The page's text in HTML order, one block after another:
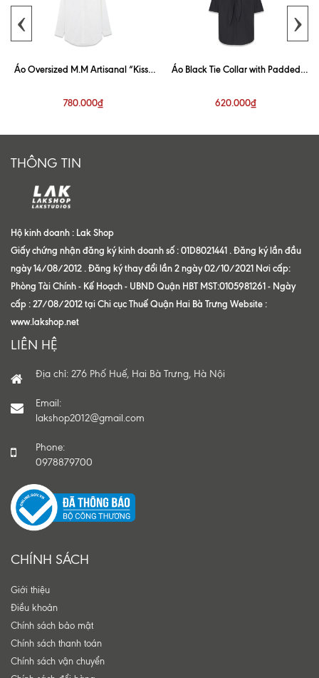
Áo Oversized M.M Artisanal “Kiss”
780.000₫
Áo Black Tie Collar with Padded
620.000₫
‹ ›
THÔNG TIN
Hộ kinh doanh : Lak Shop
Giấy chứng nhận đăng ký kinh doanh số : 01D8021441 . Đăng ký lần đầu
ngày 14/08/2012 . Đăng ký thay đổi lần 2 ngày 02/10/2021 Nơi cấp:
Phòng Tài Chính - Kế Hoạch - UBND Quận HBT MST:0105981261 - Ngày
cấp : 27/08/2012 tại Chi cục Thuế Quận Hai Bà Trưng Website :
www.lakshop.net
LIÊN HỆ
Địa chỉ: 276 Phố Huế, Hai Bà Trưng, Hà Nội
Email:
lakshop2012@gmail.com
Phone:
0978879700
CHÍNH SÁCH
Giới thiệu
Điều khoản
Chính sách bảo mật
Chính sách thanh toán
Chính sách vận chuyển